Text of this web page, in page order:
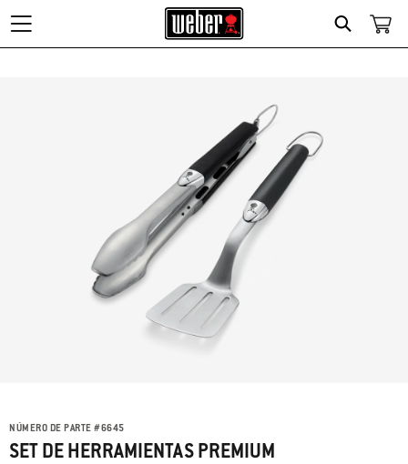
Search
NÚMERO DE PARTE #6645
SET DE HERRAMIENTAS PREMIUM